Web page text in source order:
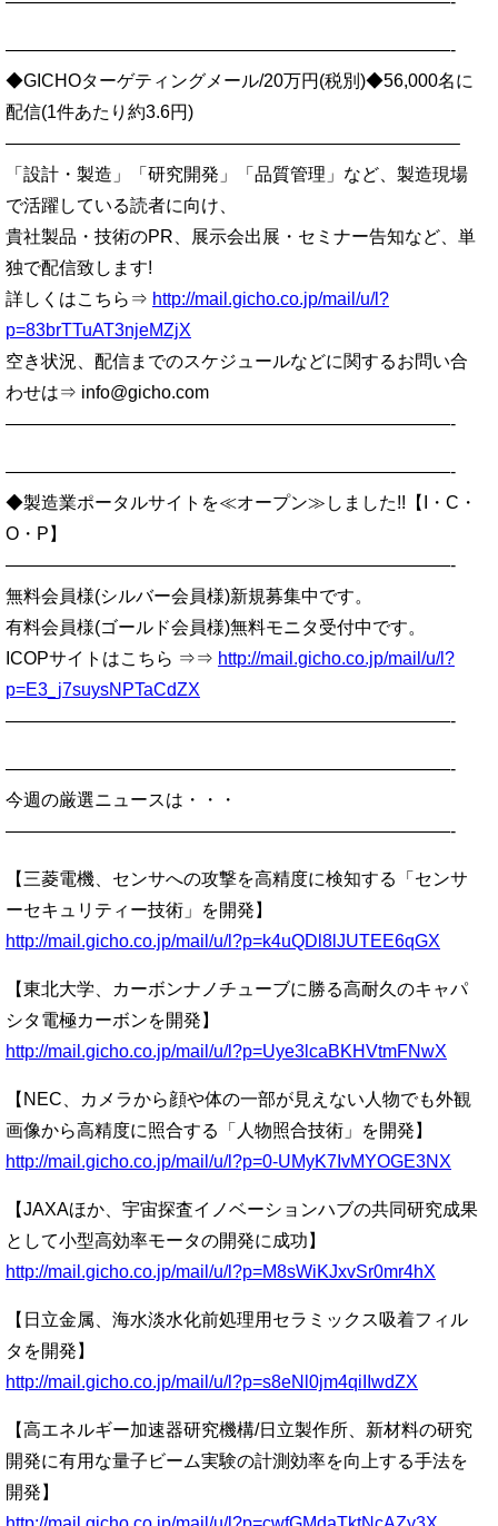
—————————————————————————-
◆GICHOターゲティングメール/20万円(税別)◆56,000名に
配信(1件あたり約3.6円)
—————————————————————————–
「設計・製造」「研究開発」「品質管理」など、製造現場
で活躍している読者に向け、
貴社製品・技術のPR、展示会出展・セミナー告知など、単
独で配信致します!
詳しくはこちら⇒ http://mail.gicho.co.jp/mail/u/l?
p=83brTTuAT3njeMZjX
空き状況、配信までのスケジュールなどに関するお問い合
わせは⇒ info@gicho.com
—————————————————————————-
—————————————————————————-
◆製造業ポータルサイトを≪オープン≫しました!!【I・C・
O・P】
—————————————————————————-
無料会員様(シルバー会員様)新規募集中です。
有料会員様(ゴールド会員様)無料モニタ受付中です。
ICOPサイトはこちら ⇒⇒ http://mail.gicho.co.jp/mail/u/l?
p=E3_j7suysNPTaCdZX
—————————————————————————-
—————————————————————————-
今週の厳選ニュースは・・・
—————————————————————————-
【三菱電機、センサへの攻撃を高精度に検知する「センサ
ーセキュリティー技術」を開発】
http://mail.gicho.co.jp/mail/u/l?p=k4uQDl8lJUTEE6qGX
【東北大学、カーボンナノチューブに勝る高耐久のキャパ
シタ電極カーボンを開発】
http://mail.gicho.co.jp/mail/u/l?p=Uye3lcaBKHVtmFNwX
【NEC、カメラから顔や体の一部が見えない人物でも外観
画像から高精度に照合する「人物照合技術」を開発】
http://mail.gicho.co.jp/mail/u/l?p=0-UMyK7IvMYOGE3NX
【JAXAほか、宇宙探査イノベーションハブの共同研究成果
として小型高効率モータの開発に成功】
http://mail.gicho.co.jp/mail/u/l?p=M8sWiKJxvSr0mr4hX
【日立金属、海水淡水化前処理用セラミックス吸着フィル
タを開発】
http://mail.gicho.co.jp/mail/u/l?p=s8eNl0jm4qiIIwdZX
【高エネルギー加速器研究機構/日立製作所、新材料の研究
開発に有用な量子ビーム実験の計測効率を向上する手法を
開発】